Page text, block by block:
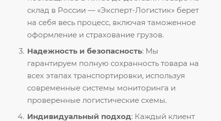
склад в России — «Эксперт-Логистик» берет
на себя весь процесс, включая таможенное
оформление и страхование грузов.
Надежность и безопасность: Мы
гарантируем полную сохранность товара на
всех этапах транспортировки, используя
современные системы мониторинга и
проверенные логистические схемы.
Индивидуальный подход: Каждый клиент